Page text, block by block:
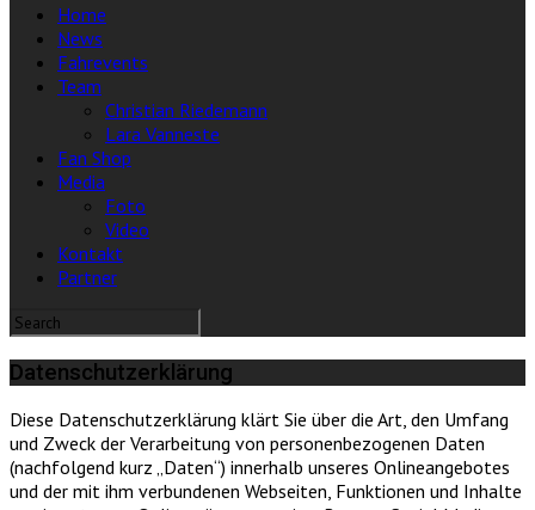
Home
News
Fahrevents
Team
Christian Riedemann
Lara Vanneste
Fan Shop
Media
Foto
Video
Kontakt
Partner
Datenschutzerklärung
Diese Datenschutzerklärung klärt Sie über die Art, den Umfang
und Zweck der Verarbeitung von personenbezogenen Daten
(nachfolgend kurz „Daten“) innerhalb unseres Onlineangebotes
und der mit ihm verbundenen Webseiten, Funktionen und Inhalte